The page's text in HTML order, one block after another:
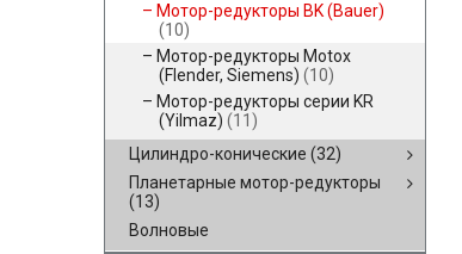
Мотор-редукторы BK (Bauer)
(10)
Мотор-редукторы Motox
(Flender, Siemens) (10)
Мотор-редукторы серии KR
(Yilmaz) (11)
Цилиндро-конические (32)
Планетарные мотор-редукторы
(13)
Волновые